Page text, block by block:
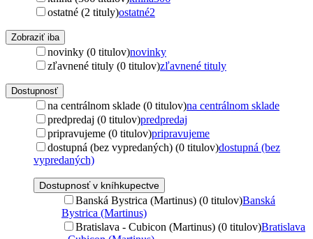
ostatné (2 tituly)ostatné2
Zobraziť iba
novinky (0 titulov)novinky
zľavnené tituly (0 titulov)zľavnené tituly
Dostupnosť
na centrálnom sklade (0 titulov)na centrálnom sklade
predpredaj (0 titulov)predpredaj
pripravujeme (0 titulov)pripravujeme
dostupná (bez vypredaných) (0 titulov)dostupná (bez
vypredaných)
Dostupnosť v kníhkupectve
Banská Bystrica (Martinus) (0 titulov)Banská
Bystrica (Martinus)
Bratislava - Cubicon (Martinus) (0 titulov)Bratislava